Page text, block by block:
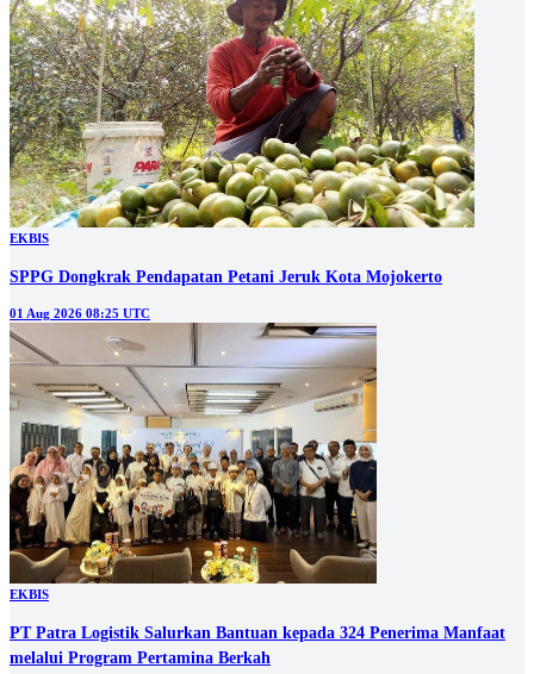
EKBIS
SPPG Dongkrak Pendapatan Petani Jeruk Kota Mojokerto
01 Aug 2026 08:25 UTC
EKBIS
PT Patra Logistik Salurkan Bantuan kepada 324 Penerima Manfaat
melalui Program Pertamina Berkah